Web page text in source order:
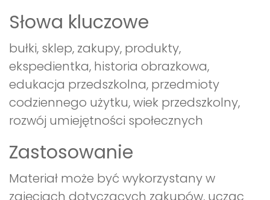
Słowa kluczowe
bułki, sklep, zakupy, produkty,
ekspedientka, historia obrazkowa,
edukacja przedszkolna, przedmioty
codziennego użytku, wiek przedszkolny,
rozwój umiejętności społecznych
Zastosowanie
Materiał może być wykorzystany w
zajęciach dotyczących zakupów, ucząc